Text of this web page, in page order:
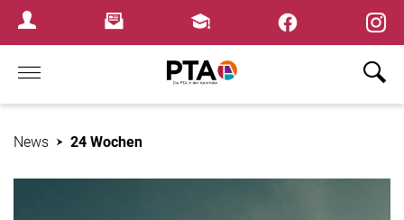
Login MenuNewsletterFortbildungen
Home
News 24 Wochen
×